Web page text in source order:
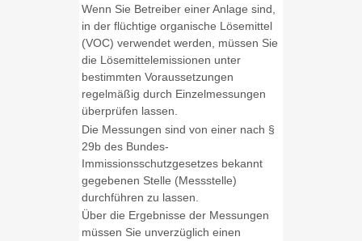
Wenn Sie Betreiber einer Anlage sind,
in der flüchtige organische Lösemittel
(VOC) verwendet werden, müssen Sie
die Lösemittelemissionen unter
bestimmten Voraussetzungen
regelmäßig durch Einzelmessungen
überprüfen lassen.
Die Messungen sind von einer nach §
29b des Bundes-
Immissionsschutzgesetzes bekannt
gegebenen Stelle (Messstelle)
durchführen zu lassen.
Über die Ergebnisse der Messungen
müssen Sie unverzüglich einen